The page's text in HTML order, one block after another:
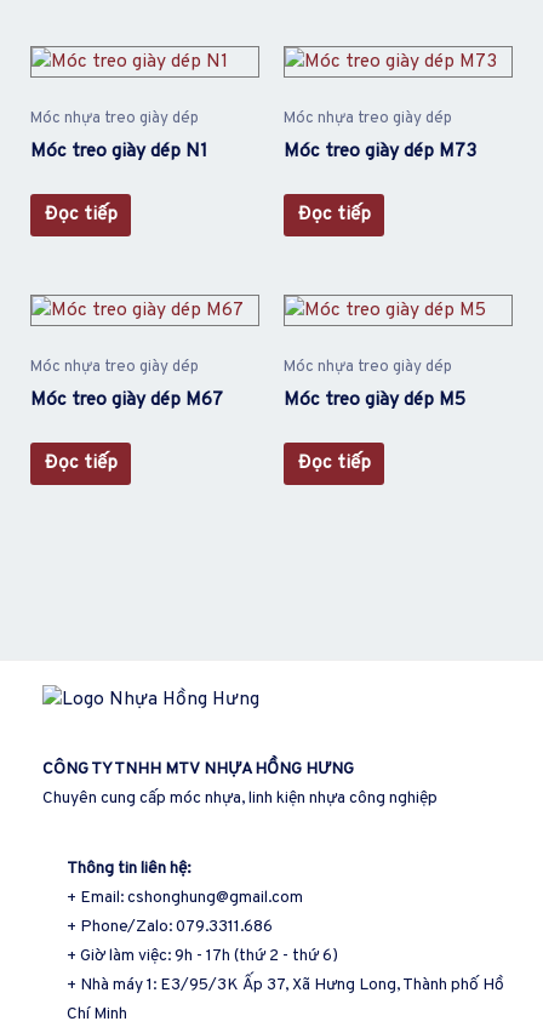
Móc nhựa treo giày dép
Móc treo giày dép N1
Đọc tiếp
Móc nhựa treo giày dép
Móc treo giày dép M73
Đọc tiếp
Móc nhựa treo giày dép
Móc treo giày dép M67
Đọc tiếp
Móc nhựa treo giày dép
Móc treo giày dép M5
Đọc tiếp
CÔNG TY TNHH MTV NHỰA HỒNG HƯNG
Chuyên cung cấp móc nhựa, linh kiện nhựa công nghiệp
Thông tin liên hệ:
+ Email: cshonghung@gmail.com
+ Phone/Zalo: 079.3311.686
+ Giờ làm việc: 9h - 17h (thứ 2 - thứ 6)
+ Nhà máy 1: E3/95/3K Ấp 37, Xã Hưng Long, Thành phố Hồ
Chí Minh